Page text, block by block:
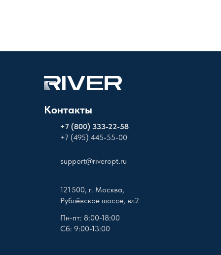
Контакты
+7 (800) 333-22-58
+7 (495) 445-55-00
support@riveropt.ru
121 500, г. Москва,
Рублёвское шоссе, вл2
Пн-пт: 8:00-18:00
Сб: 9:00-13:00